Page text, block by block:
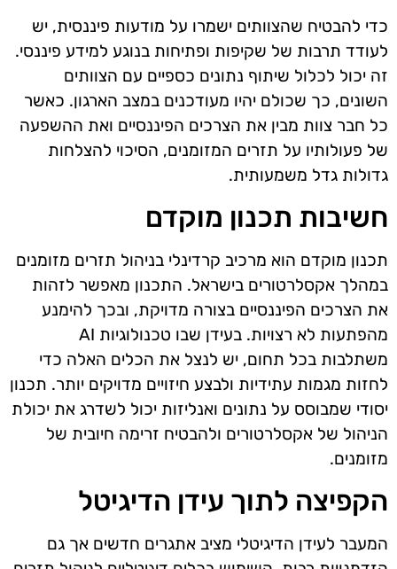
כדי להבטיח שהצוותים ישמרו על מודעות פיננסית, יש
לעודד תרבות של שקיפות ופתיחות בנוגע למידע פיננסי.
זה יכול לכלול שיתוף נתונים כספיים עם הצוותים
השונים, כך שכולם יהיו מעודכנים במצב הארגון. כאשר
כל חבר צוות מבין את הצרכים הפיננסיים ואת ההשפעה
של פעולותיו על תזרים המזומנים, הסיכוי להצלחות
גדולות גדל משמעותית.
חשיבות תכנון מוקדם
תכנון מוקדם הוא מרכיב קרדינלי בניהול תזרים מזומנים
במהלך אקסלרטורים בישראל. התכנון מאפשר לזהות
את הצרכים הפיננסיים בצורה מדויקת, ובכך להימנע
מהפתעות לא רצויות. בעידן שבו טכנולוגיות AI
משתלבות בכל תחום, יש לנצל את הכלים האלה כדי
לחזות מגמות עתידיות ולבצע חיזויים מדויקים יותר. תכנון
יסודי שמבוסס על נתונים ואנליזות יכול לשדרג את יכולת
הניהול של אקסלרטורים ולהבטיח זרימה חיובית של
מזומנים.
הקפיצה לתוך עידן הדיגיטל
המעבר לעידן הדיגיטלי מציב אתגרים חדשים אך גם